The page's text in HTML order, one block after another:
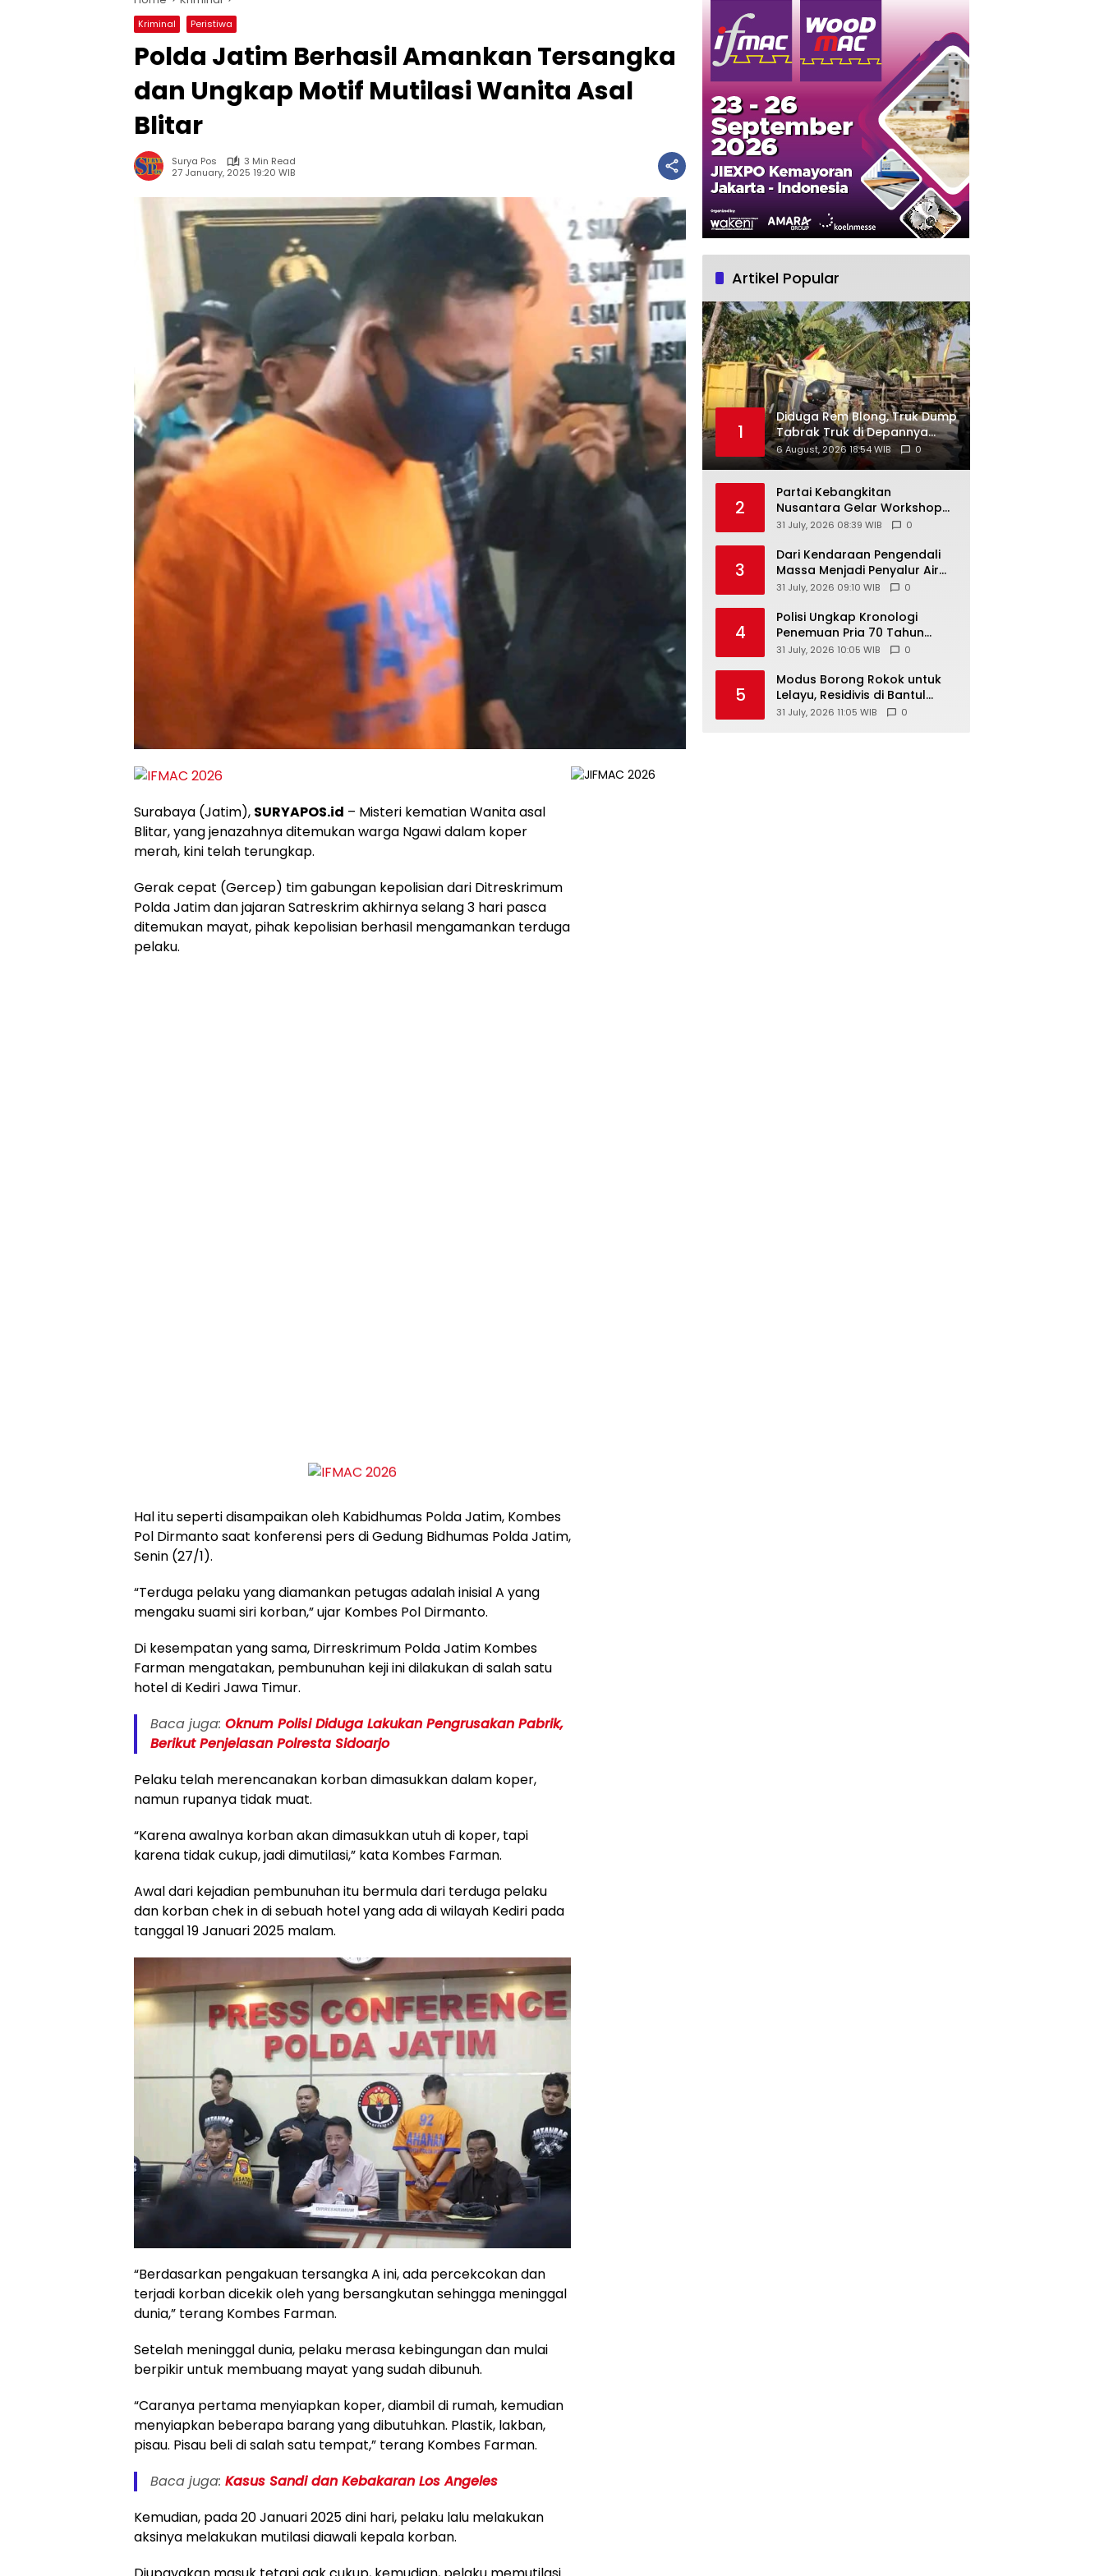
Kriminal Peristiwa
Polda Jatim Berhasil Amankan Tersangka
dan Ungkap Motif Mutilasi Wanita Asal
Blitar
Surya Pos
3 Min Read
27 January, 2025 19:20 WIB
Surabaya (Jatim), SURYAPOS.id – Misteri kematian Wanita asal
Blitar, yang jenazahnya ditemukan warga Ngawi dalam koper
merah, kini telah terungkap.
Gerak cepat (Gercep) tim gabungan kepolisian dari Ditreskrimum
Polda Jatim dan jajaran Satreskrim akhirnya selang 3 hari pasca
ditemukan mayat, pihak kepolisian berhasil mengamankan terduga
pelaku.
Hal itu seperti disampaikan oleh Kabidhumas Polda Jatim, Kombes
Pol Dirmanto saat konferensi pers di Gedung Bidhumas Polda Jatim,
Senin (27/1).
“Terduga pelaku yang diamankan petugas adalah inisial A yang
mengaku suami siri korban,” ujar Kombes Pol Dirmanto.
Di kesempatan yang sama, Dirreskrimum Polda Jatim Kombes
Farman mengatakan, pembunuhan keji ini dilakukan di salah satu
hotel di Kediri Jawa Timur.
Baca juga: Oknum Polisi Diduga Lakukan Pengrusakan Pabrik,
Berikut Penjelasan Polresta Sidoarjo
Pelaku telah merencanakan korban dimasukkan dalam koper,
namun rupanya tidak muat.
“Karena awalnya korban akan dimasukkan utuh di koper, tapi
karena tidak cukup, jadi dimutilasi,” kata Kombes Farman.
Awal dari kejadian pembunuhan itu bermula dari terduga pelaku
dan korban chek in di sebuah hotel yang ada di wilayah Kediri pada
tanggal 19 Januari 2025 malam.
“Berdasarkan pengakuan tersangka A ini, ada percekcokan dan
terjadi korban dicekik oleh yang bersangkutan sehingga meninggal
dunia,” terang Kombes Farman.
Setelah meninggal dunia, pelaku merasa kebingungan dan mulai
berpikir untuk membuang mayat yang sudah dibunuh.
“Caranya pertama menyiapkan koper, diambil di rumah, kemudian
menyiapkan beberapa barang yang dibutuhkan. Plastik, lakban,
pisau. Pisau beli di salah satu tempat,” terang Kombes Farman.
Baca juga: Kasus Sandi dan Kebakaran Los Angeles
Kemudian, pada 20 Januari 2025 dini hari, pelaku lalu melakukan
aksinya melakukan mutilasi diawali kepala korban.
Artikel Popular
1
Diduga Rem Blong, Truk Dump
Tabrak Truk di Depannya
hingga Keduanya Terguling di
Patuk
6 August, 2026 18:54 WIB 0
2
Partai Kebangkitan
Nusantara Gelar Workshop
Nasional Untuk Anggota DPRD
Yogyakarta
31 July, 2026 08:39 WIB 0
3
Dari Kendaraan Pengendali
Massa Menjadi Penyalur Air
Bersih, AWC Polres
Kekeringan
31 July, 2026 09:10 WIB 0
4
Polisi Ungkap Kronologi
Penemuan Pria 70 Tahun
Meninggal di Hotel
31 July, 2026 10:05 WIB 0
5
Modus Borong Rokok untuk
Lelayu, Residivis di Bantul
Gasak Dagangan Warung
31 July, 2026 11:05 WIB 0